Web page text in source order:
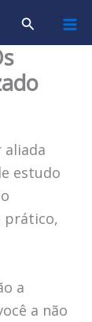
Pesquisar
aliada
estudo
prático,
a
a não